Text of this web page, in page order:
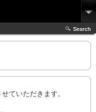
Search
ていただきます。